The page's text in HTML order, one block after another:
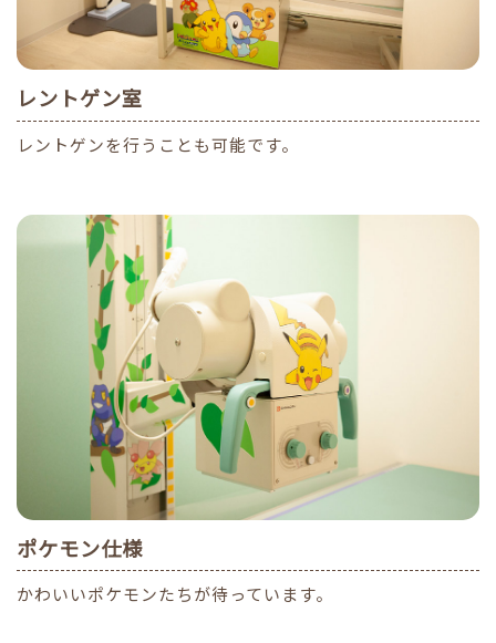
レントゲン室
レントゲンを行うことも可能です。
ポケモン仕様
かわいいポケモンたちが待っています。